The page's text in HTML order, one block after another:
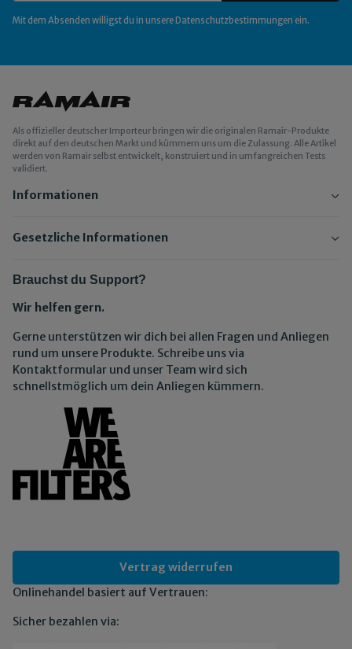
Mit dem Absenden willigst du in unsereDatenschutzbestimmungen ein.
Als offizieller deutscher Importeur bringen wir die originalen Ramair-Produkte
direkt auf den deutschen Markt und kümmern uns um die Zulassung. Alle Artikel
werden von Ramair selbst entwickelt, konstruiert und in umfangreichen Tests
validiert.
Informationen
Gesetzliche Informationen
Brauchst du Support?
Wir helfen gern.
Gerne unterstützen wir dich bei allen Fragen und Anliegen
rund um unsere Produkte. Schreibe uns via
Kontaktformular und unser Team wird sich
schnellstmöglich um dein Anliegen kümmern.
Vertrag widerrufen
Onlinehandel basiert auf Vertrauen:
Sicher bezahlen via: